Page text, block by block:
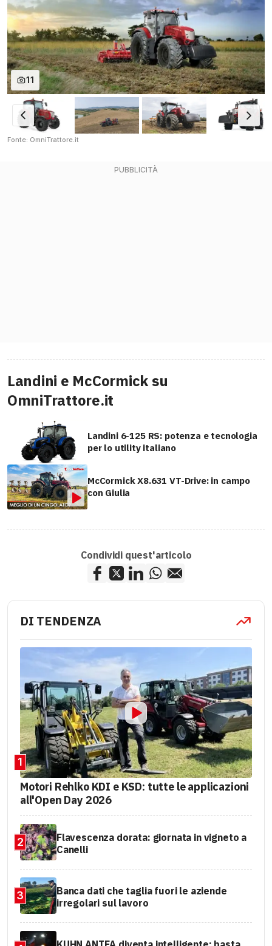
11
Fonte: OmniTrattore.it
Landini e McCormick su
OmniTrattore.it
Landini 6-125 RS: potenza e tecnologia
per lo utility italiano
McCormick X8.631 VT-Drive: in campo
con Giulia
Condividi quest'articolo
DI TENDENZA
1
Motori Rehlko KDI e KSD: tutte le applicazioni
all'Open Day 2026
2
Flavescenza dorata: giornata in vigneto a
Canelli
3
Banca dati che taglia fuori le aziende
irregolari sul lavoro